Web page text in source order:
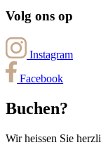
Volg ons op
Instagram
Facebook
Buchen?
Wir heissen Sie